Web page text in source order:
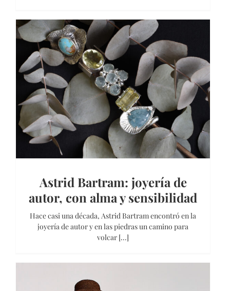
Astrid Bartram: joyería de
autor, con alma y sensibilidad
Hace casi una década, Astrid Bartram encontró en la
joyería de autor y en las piedras un camino para
volcar [...]